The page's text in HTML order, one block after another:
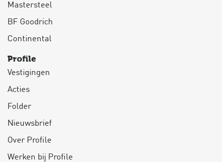
Mastersteel
BF Goodrich
Continental
Profile
Vestigingen
Acties
Folder
Nieuwsbrief
Over Profile
Werken bij Profile